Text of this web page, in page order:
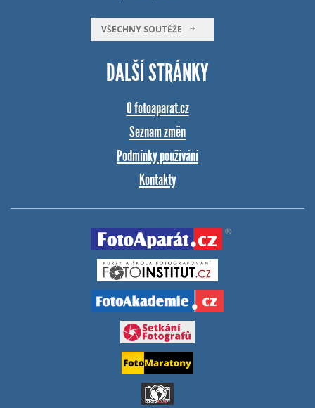
VŠECHNY SOUTĚŽE
DALŠÍ STRÁNKY
O fotoaparat.cz
Seznam změn
Podmínky používání
Kontakty